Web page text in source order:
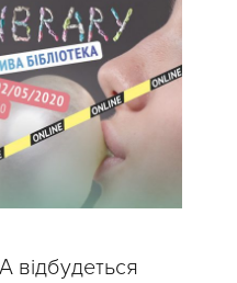
відбудеться